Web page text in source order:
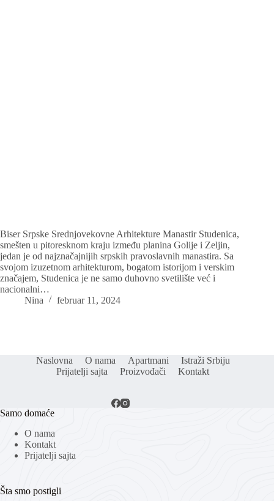
Biser Srpske Srednjovekovne Arhitekture Manastir Studenica,
smešten u pitoresknom kraju između planina Golije i Zeljin,
jedan je od najznačajnijih srpskih pravoslavnih manastira. Sa
svojom izuzetnom arhitekturom, bogatom istorijom i verskim
značajem, Studenica je ne samo duhovno svetilište već i
nacionalni…
Nina
februar 11, 2024
Naslovna O nama Apartmani
Istraži Srbiju
Prijatelji sajta
Proizvođači Kontakt
Samo domaće
O nama
Kontakt
Prijatelji sajta
Šta smo postigli